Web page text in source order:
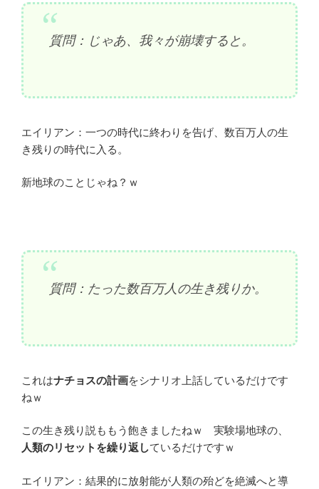
質問：じゃあ、我々が崩壊すると。
エイリアン：一つの時代に終わりを告げ、数百万人の生
き残りの時代に入る。
新地球のことじゃね？ｗ
質問：たった数百万人の生き残りか。
これはナチョスの計画をシナリオ上話しているだけです
ねｗ
この生き残り説ももう飽きましたねｗ 実験場地球の、
人類のリセットを繰り返しているだけですｗ
エイリアン：結果的に放射能が人類の殆どを絶滅へと導